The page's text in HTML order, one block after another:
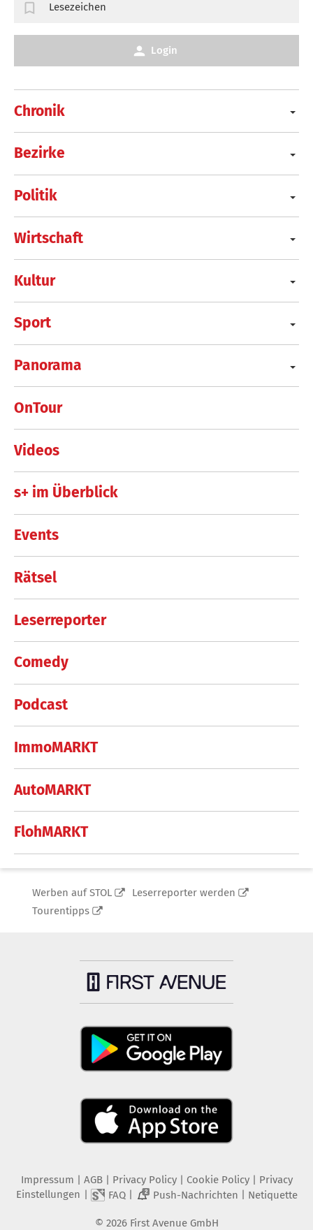
Chronik
Bezirke
Politik
Wirtschaft
Kultur
Sport
Panorama
OnTour
Videos
s+ im Überblick
Events
Rätsel
Leserreporter
Comedy
Podcast
ImmoMARKT
AutoMARKT
FlohMARKT
Lesezeichen
Login
Werben auf STOL
Leserreporter werden
Tourentipps
Impressum | AGB | Privacy Policy| Cookie Policy| Privacy
Einstellungen | FAQ| 2 Push-Nachrichten | Netiquette
© 2026 First Avenue GmbH